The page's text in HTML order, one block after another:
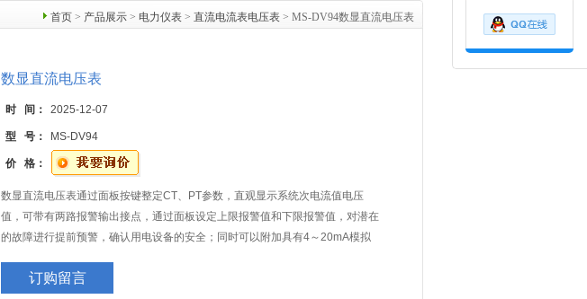
首页 > 产品展示 > 电力仪表 > 直流电流表电压表 > MS-DV94数显直流电压表
数显直流电压表
时 间： 2025-12-07
型 号： MS-DV94
价 格：
数显直流电压表通过面板按键整定CT、PT参数，直观显示系统次电流值电压
值，可带有两路报警输出接点，通过面板设定上限报警值和下限报警值，对潜在
的故障进行提前预警，确认用电设备的安全；同时可以附加具有4～20mA模拟
数据交换，是适合工矿企业、民用建筑、楼宇自动化等现代供配电系统的种高性
订购留言